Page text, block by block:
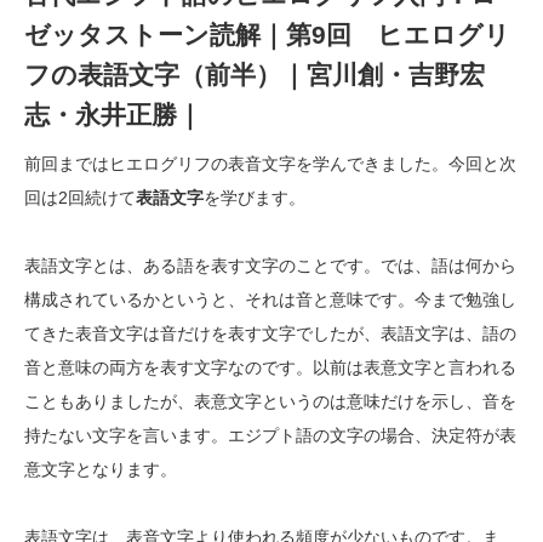
ゼッタストーン読解｜第9回 ヒエログリ
フの表語文字（前半）｜宮川創・吉野宏
志・永井正勝｜
前回まではヒエログリフの表音文字を学んできました。今回と次
回は2回続けて表語文字を学びます。
表語文字とは、ある語を表す文字のことです。では、語は何から
構成されているかというと、それは音と意味です。今まで勉強し
てきた表音文字は音だけを表す文字でしたが、表語文字は、語の
音と意味の両方を表す文字なのです。以前は表意文字と言われる
こともありましたが、表意文字というのは意味だけを示し、音を
持たない文字を言います。エジプト語の文字の場合、決定符が表
意文字となります。
表語文字は、表音文字より使われる頻度が少ないものです。ま